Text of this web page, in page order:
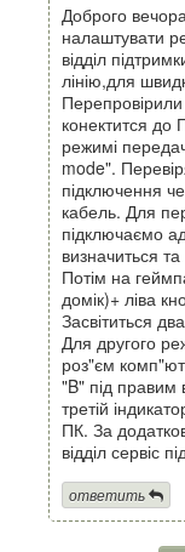
Доброго
налаштувати
відділ
лінію,для
конектится до
режимі
mode".
підключення
кабель. Для
підключаємо
визначиться
Потім на
домік)+ ліва
Засвітиться
Для другого
роз"єм
"B" під правим
третій
ПК. За
відділ сервіс
ответить